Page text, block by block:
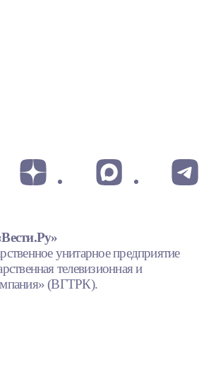
унитарное предприятие
телевизионная и
(ВГТРК).